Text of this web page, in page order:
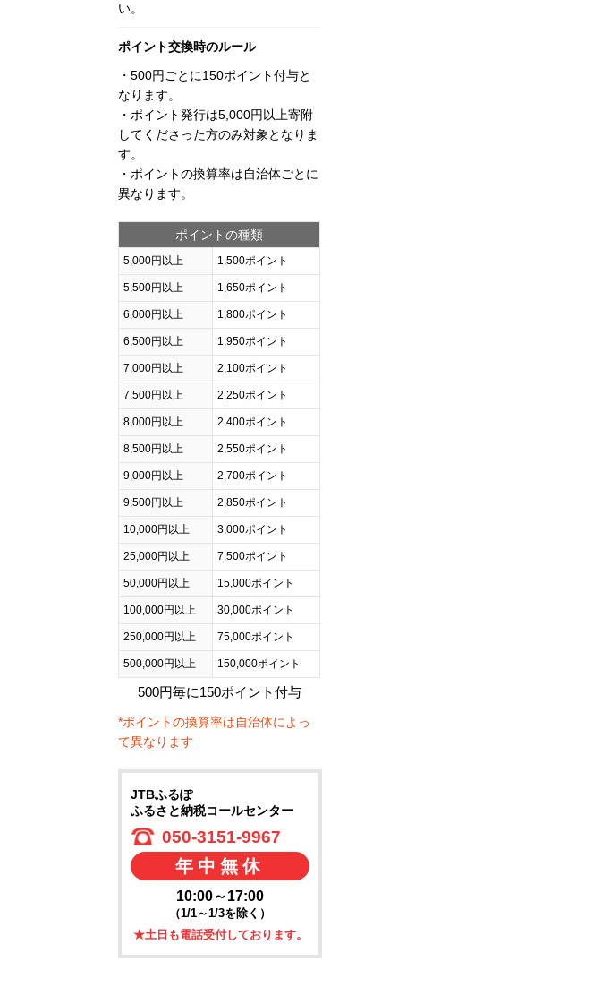
い。
ポイント交換時のルール
・500円ごとに150ポイント付与と
なります。
・ポイント発行は5,000円以上寄附
してくださった方のみ対象となりま
す。
・ポイントの換算率は自治体ごとに
異なります。
ポイントの種類
5,000円以上 1,500ポイント
5,500円以上 1,650ポイント
6,000円以上 1,800ポイント
6,500円以上 1,950ポイント
7,000円以上 2,100ポイント
7,500円以上 2,250ポイント
8,000円以上 2,400ポイント
8,500円以上 2,550ポイント
9,000円以上 2,700ポイント
9,500円以上 2,850ポイント
10,000円以上 3,000ポイント
25,000円以上 7,500ポイント
50,000円以上 15,000ポイント
100,000円以上 30,000ポイント
250,000円以上 75,000ポイント
500,000円以上 150,000ポイント
500円毎に150ポイント付与
*ポイントの換算率は自治体によっ
て異なります
JTBふるぽ
ふるさと納税コールセンター
050-3151-9967
年中無休
10:00～17:00
（1/1～1/3を除く）
★土日も電話受付しております。